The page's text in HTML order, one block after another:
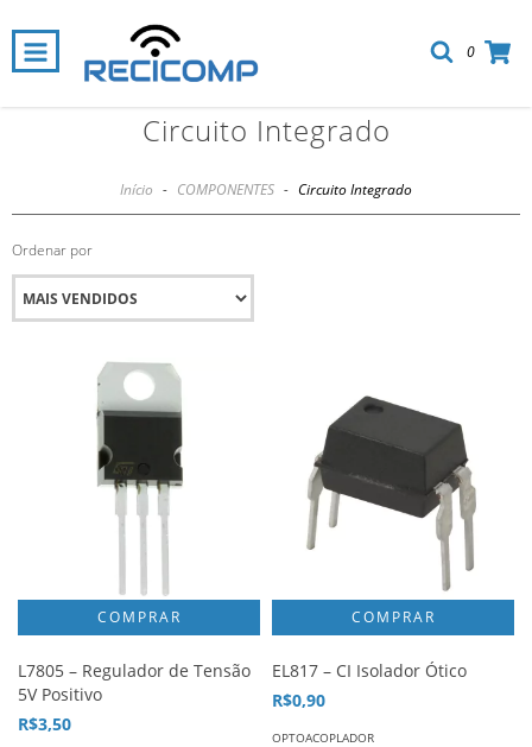
0
Circuito Integrado
Início - COMPONENTES - Circuito Integrado
Ordenar por
L7805 – Regulador de Tensão
5V Positivo
R$3,50
EL817 – CI Isolador Ótico
R$0,90
OPTOACOPLADOR